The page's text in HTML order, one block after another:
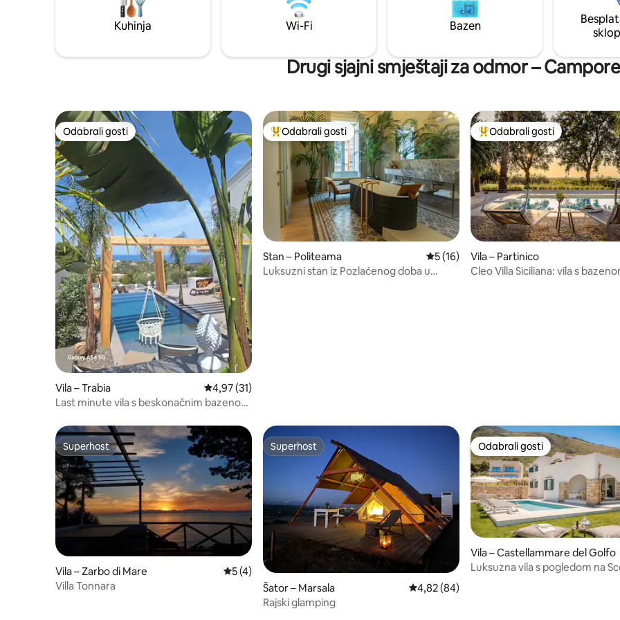
vrijeme, voda, sunce, sol i vjetar odradili
su glavni posao. Upoznao sam ih samo.
Baglio, Bar Tabacchi, Pub, Restorani,
pizzerije, tržnica, bankomat
Možete jednostavno raditi na
mi upotrebljavamo
Kuhinja Wi-Fi Bazen
Drugi sjajni smještaji za odmor –
Odabrali gosti
Odabrali gosti
Vila – Trabia Prosječna ocjena: 4,97/5, recenzija: 31
4,97 (31)
Last minute vila s beskonačnim bazenom
Među najviše rangiranima s oznakom „Odabrali gosti”
Odabrali gosti
Stan – Politeama Prosječna ocjena: 5/5, recenzija: 16
5 (16)
Luksuzni stan iz Pozlaćenog doba u
Među najviše rangiranima s
Odabrali gosti
Vila – Partinico
Cleo Villa Siciliana: vila s
Superhost
Superhost
Vila – Zarbo di Mare Prosječna ocjena: 5/5, recenzija: 4
5 (4)
Villa Tonnara
Superhost
Superhost
Šator – Marsala Prosječna ocjena: 4,82/5, recenzija: 84
4,82 (84)
Rajski glamping
Odabrali gosti
Odabrali gosti
Vila – Castellammare del Golfo
Luksuzna vila s pogledom na